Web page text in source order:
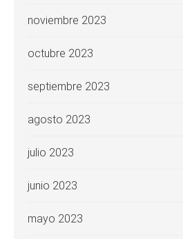
noviembre 2023
octubre 2023
septiembre 2023
agosto 2023
julio 2023
junio 2023
mayo 2023